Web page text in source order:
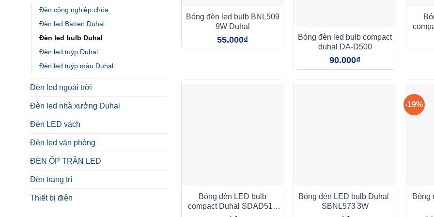
Đèn công nghiệp chóa
Đèn led Batten Duhal
Đèn led bulb Duhal
Đèn led tuýp Duhal
Đèn led tuýp màu Duhal
Đèn led ngoài trời
Đèn led nhà xưởng Duhal
Đèn LED vách
Đèn led văn phòng
ĐÈN ỐP TRẦN LED
Đèn trang trí
Thiết bị điện
Bóng đèn led bulb BNL509
9W Duhal
55.000₫
Bóng đèn led bulb compact
duhal DA-D500
90.000₫
Bóng đèn LED bulb
compact Duhal SDAD518
Bóng đèn LED bulb Duhal
SBNL573 3W
-19%
Bóng